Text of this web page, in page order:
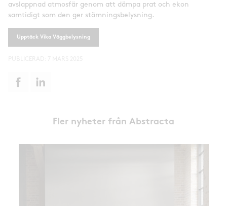
avslappnad atmosfär genom att dämpa prat och ekon
samtidigt som den ger stämningsbelysning.
Upptäck Vika Väggbelysning
Fler nyheter från Abstracta